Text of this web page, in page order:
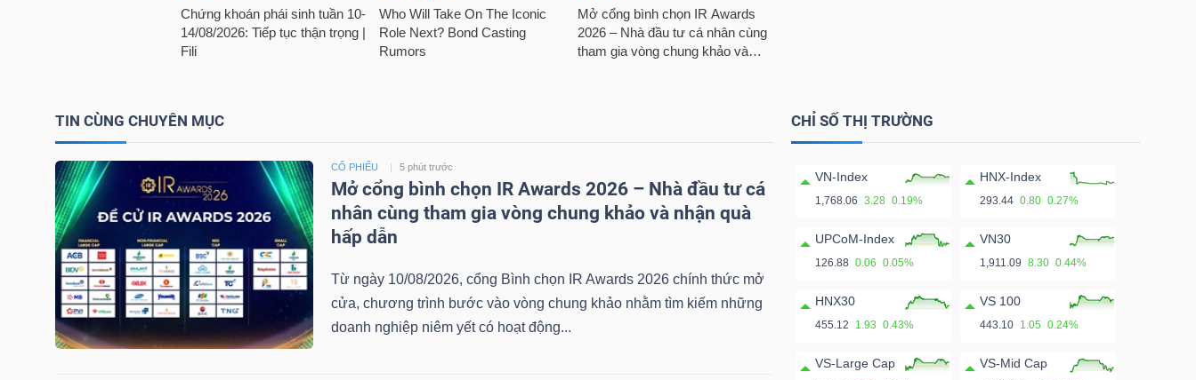
TIN CÙNG CHUYÊN MỤC
CỔ PHIẾU 5 phút trước
Mở cổng bình chọn IR Awards 2026 – Nhà đầu tư cá
nhân cùng tham gia vòng chung khảo và nhận quà
hấp dẫn
Từ ngày 10/08/2026, cổng Bình chọn IR Awards 2026 chính thức mở
cửa, chương trình bước vào vòng chung khảo nhằm tìm kiếm những
doanh nghiệp niêm yết có hoạt động...
CHỈ SỐ THỊ TRƯỜNG
VN-Index
1,768.06 3.28 0.19%
HNX-Index
293.44 0.80 0.27%
UPCoM-Index
126.88 0.06 0.05%
VN30
1,911.09 8.30 0.44%
HNX30
455.12 1.93 0.43%
VS 100
443.10 1.05 0.24%
VS-Large Cap VS-Mid Cap
PHÂN
TÍCH
VIETSTOCKFINANCE